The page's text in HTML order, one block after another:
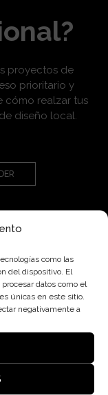
como las
del dispositivo. El
datos como el
únicas en este sitio.
negativamente a
proyectos de
prioritario y
cómo realzar tus
diseño local.